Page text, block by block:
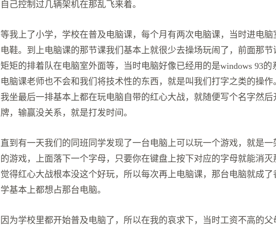
自己控制过几辆架机在那乱飞来着。
等我上了小学，学校在普及电脑课，每个月有两次电脑课，当时进电脑
电鞋。到上电脑课的那节课我们基本上就很少去操场玩闹了，前面那
矩矩的排着队在电脑室外面等，当时电脑好像已经用的是windows 93的
电脑课老师也不会和我们将技术性的东西，就是叫我们打字之类的操
我坐最后一排基本上都在玩电脑自带的红心大战，就随便写个名字然后
牌，输赢没关系，就是打发时间。
直到有一天我们的同班同学发现了一台电脑上可以玩一个游戏，就是一
的游戏，上面落下一个字母，只要你在键盘上按下对应的字母就能消
觉得红心大战根本没这个好玩，所以每次再上电脑课，那台电脑就成了
学基本上都想占那台电脑。
因为学校里都开始普及电脑了，所以在我的哀求下，当时工资不高的父